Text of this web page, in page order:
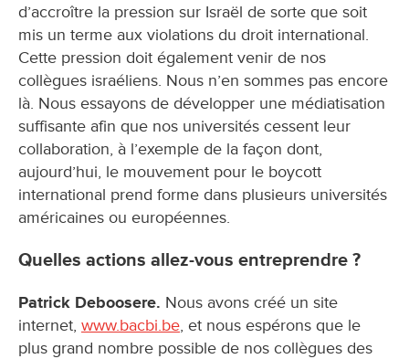
d’accroître la pression sur Israël de sorte que soit
mis un terme aux violations du droit international.
Cette pression doit également venir de nos
collègues israéliens. Nous n’en sommes pas encore
là. Nous essayons de développer une médiatisation
suffisante afin que nos universités cessent leur
collaboration, à l’exemple de la façon dont,
aujourd’hui, le mouvement pour le boycott
international prend forme dans plusieurs universités
américaines ou européennes.
Quelles actions allez-vous entreprendre ?
Patrick Deboosere. Nous avons créé un site
internet, www.bacbi.be, et nous espérons que le
plus grand nombre possible de nos collègues des